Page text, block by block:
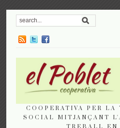
COOPERATIVA PER LA
SOCIAL MITJANÇANT